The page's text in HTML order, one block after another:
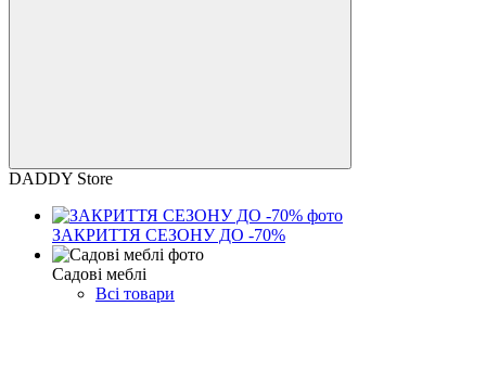
DADDY Store
ЗАКРИТТЯ СЕЗОНУ ДО -70%
Садові меблі
Всі товари